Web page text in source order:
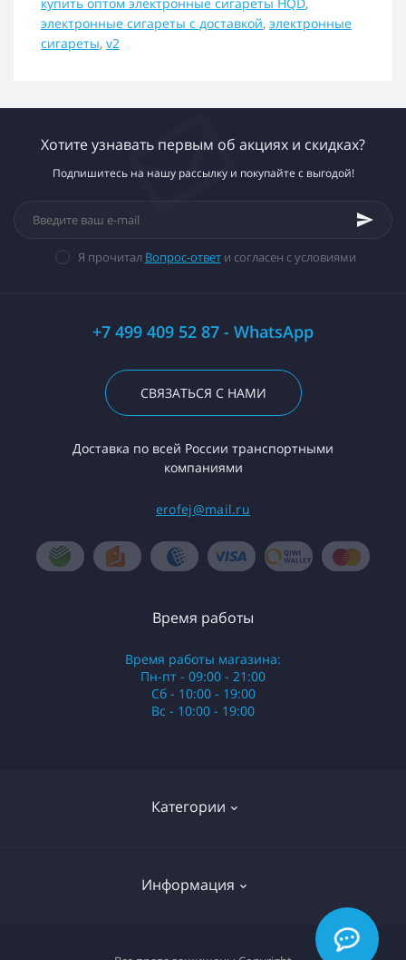
электронные сигареты с доставкой, электронные
сигареты, v2
Хотите узнавать первым об акциях и скидках?
Подпишитесь на нашу рассылку и покупайте с выгодой!
Я прочитал Вопрос-ответи согласен с условиями
+7 499 409 52 87 - WhatsApp
СВЯЗАТЬСЯ С НАМИ
Доставка по всей России транспортными
компаниями
erofej@mail.ru
Категории
Информация
Время работы
Время работы магазина:
Пн-пт - 09:00 - 21:00
Сб - 10:00 - 19:00
Вс - 10:00 - 19:00